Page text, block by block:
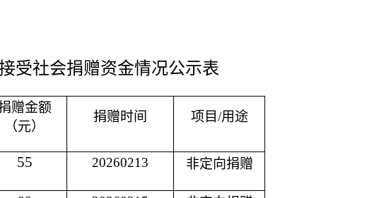
受社会捐赠资金情况公示表
赠金额
（元）
捐赠时间 项目/用途
55 20260213 非定向捐赠